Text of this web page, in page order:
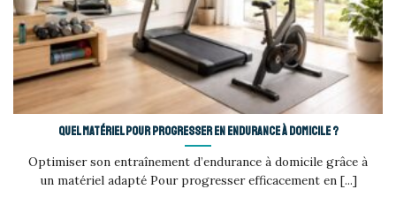
Quel matériel pour progresser en endurance à domicile ?
Optimiser son entraînement d’endurance à domicile grâce à
un matériel adapté Pour progresser efficacement en [...]